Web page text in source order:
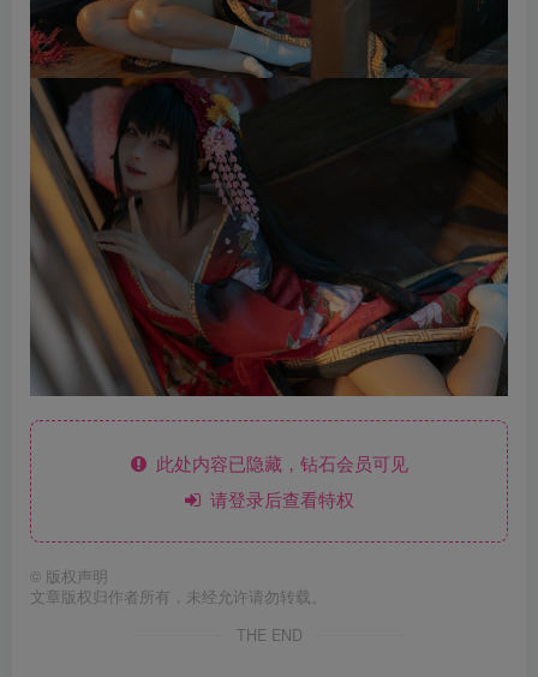
此处内容已隐藏，钻石会员可见
请登录后查看特权
© 版权声明
文章版权归作者所有，未经允许请勿转载。
THE END